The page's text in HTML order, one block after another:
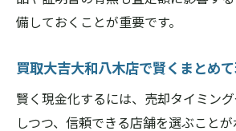
備しておくことが重要です。
買取大吉大和八木店で賢くまとめ
賢く現金化するには、売却タイミン
しつつ、信頼できる店舗を選ぶこと